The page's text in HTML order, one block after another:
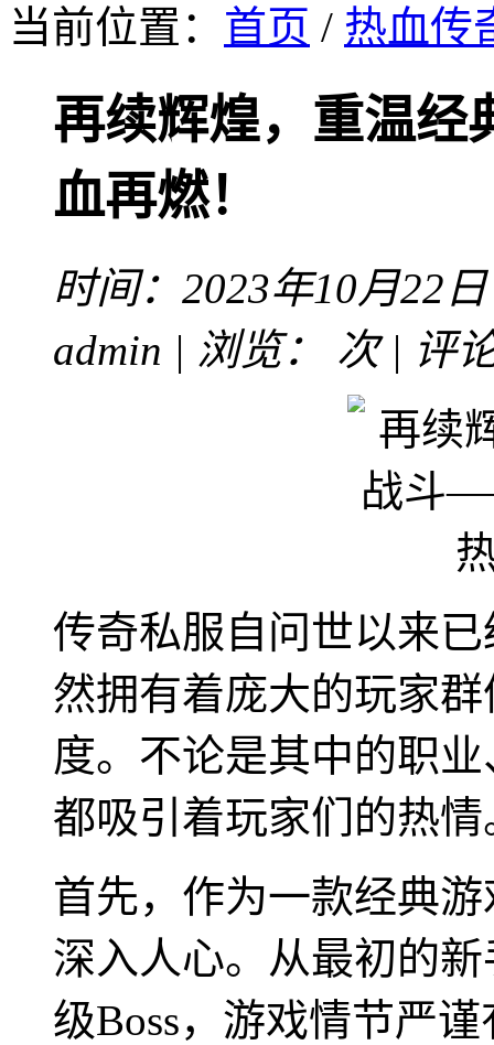
当前位置： 首页 / 热血传
再续辉煌，重温
血再燃！
时间：2023年10月22
admin | 浏览：
次 | 评
传奇私服自问世以来
然拥有着庞大的玩家
度。不论是其中的职
都吸引着玩家们的热情
首先，作为一款经典
深入人心。从最初的
级Boss，游戏情节严